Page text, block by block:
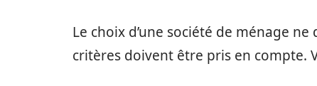
Le choix d’une société de ménage
critères doivent être pris en compte.